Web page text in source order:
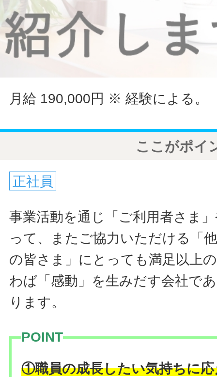
月給 190,000円 ※ 経験による。
ここがポイ
正社員
事業活動を通じ「ご利用者さま
って、またご協力いただける「
の皆さま」にとっても満足以上
わば「感動」を生みだす会社で
ります。
POINT
①職員の成長したい気持ちに応